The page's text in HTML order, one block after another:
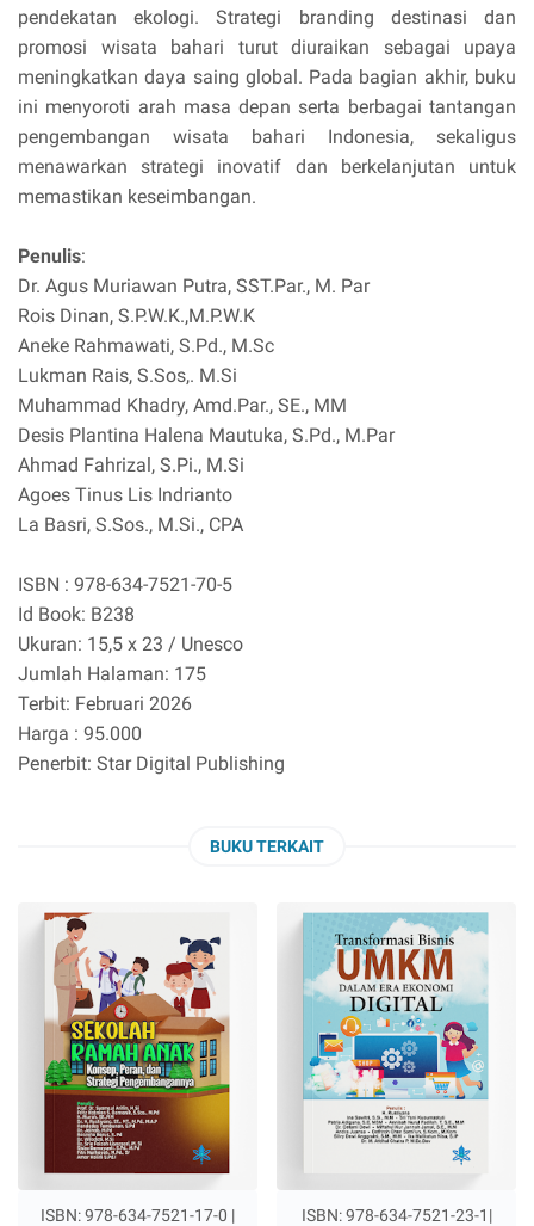
pendekatan ekologi. Strategi branding destinasi dan
promosi wisata bahari turut diuraikan sebagai upaya
meningkatkan daya saing global. Pada bagian akhir, buku
ini menyoroti arah masa depan serta berbagai tantangan
pengembangan wisata bahari Indonesia, sekaligus
menawarkan strategi inovatif dan berkelanjutan untuk
memastikan keseimbangan.
Penulis:
Dr. Agus Muriawan Putra, SST.Par., M. Par
Rois Dinan, S.P.W.K.,M.P.W.K
Aneke Rahmawati, S.Pd., M.Sc
Lukman Rais, S.Sos,. M.Si
Muhammad Khadry, Amd.Par., SE., MM
Desis Plantina Halena Mautuka, S.Pd., M.Par
Ahmad Fahrizal, S.Pi., M.Si
Agoes Tinus Lis Indrianto
La Basri, S.Sos., M.Si., CPA
ISBN : 978-634-7521-70-5
Id Book: B238
Ukuran: 15,5 x 23 / Unesco
Jumlah Halaman: 175
Terbit: Februari 2026
Harga : 95.000
Penerbit: Star Digital Publishing
BUKU TERKAIT
ISBN: 978-634-7521-17-0 |
ISBN: 978-634-7521-23-1|